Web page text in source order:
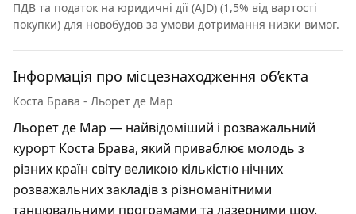
ПДВ та податок на юридичні дії (AJD) (1,5% від вартості
покупки) для новобудов за умови дотримання низки вимог.
Інформація про місцезнаходження об’єкта
Коста Брава - Льорет де Мар
Льорет де Мар — найвідоміший і розважальний
курорт Коста Брава, який приваблює молодь з
різних країн світу великою кількістю нічних
розважальних закладів з різноманітними
танцювальними програмами та лазерними шоу.